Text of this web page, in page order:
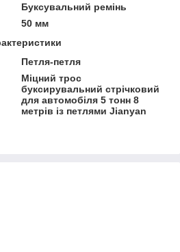
Буксувальний ремінь
50 мм
Петля-петля
Міцний трос
буксирувальний стрічковий
для автомобіля 5 тонн 8
метрів із петлями Jianyan